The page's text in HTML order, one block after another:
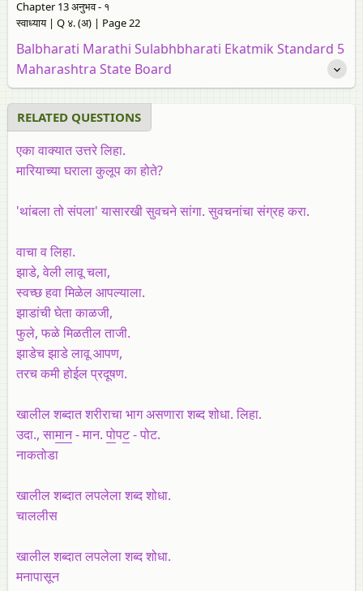
Chapter 13 अनुभव - १
स्वाध्याय | Q ४. (अ) | Page 22
Balbharati Marathi Sulabhbharati Ekatmik Standard 5
Maharashtra State Board
RELATED QUESTIONS
एका वाक्यात उत्तरे लिहा.
मारियाच्या घराला कुलूप का होते?
'थांबला तो संपला' यासारखी सुवचने सांगा. सुवचनांचा संग्रह करा.
वाचा व लिहा.
झाडे, वेली लावू चला,
स्वच्छ हवा मिळेल आपल्याला.
झाडांची घेता काळजी,
फुले, फळे मिळतील ताजी.
झाडेच झाडे लावू आपण,
तरच कमी होईल प्रदूषण.
खालील शब्दात शरीराचा भाग असणारा शब्द शोधा. लिहा.
उदा.,सामान- मान.पोपट- पोट.
नाकतोडा
खालील शब्दात लपलेला शब्द शोधा.
चाललीस
खालील शब्दात लपलेला शब्द शोधा.
मनापासून